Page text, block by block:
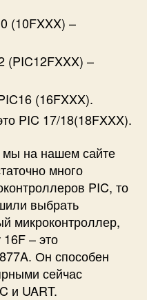
(10FXXX) –
(PIC12FXXX) –
(16FXXX).
PIC 17/18(18FXXX).
на нашем сайте
много
PIC, то
выбрать
микроконтроллер,
– это
Он способен
сейчас
и UART.